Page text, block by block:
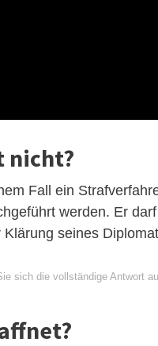
nicht?
Fall ein
werden. Er
seines
sich die vollständige Antwort